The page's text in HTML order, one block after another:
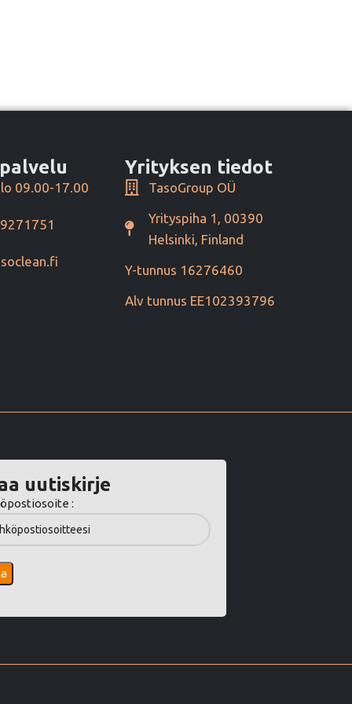
09.00-17.00
Yrityksen tiedot
TasoGroup OÜ
Yrityspiha 1, 00390
Helsinki, Finland
Y-tunnus 16276460
Alv tunnus EE102393796
uutiskirje
: